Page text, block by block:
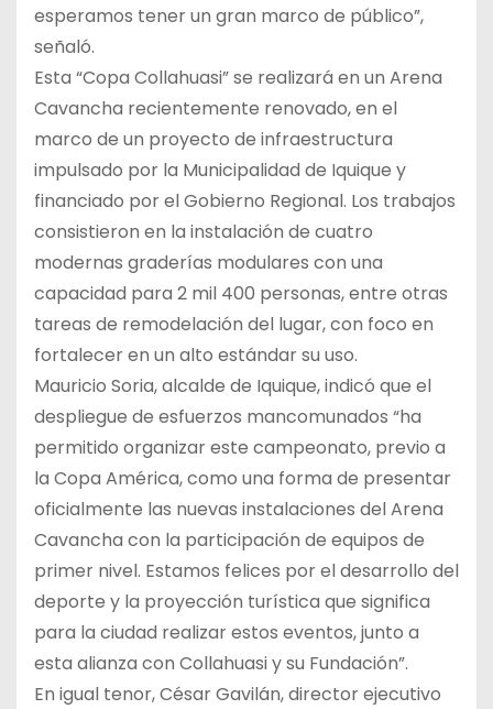
esperamos tener un gran marco de público”,
señaló.
Esta “Copa Collahuasi” se realizará en un Arena
Cavancha recientemente renovado, en el
marco de un proyecto de infraestructura
impulsado por la Municipalidad de Iquique y
financiado por el Gobierno Regional. Los trabajos
consistieron en la instalación de cuatro
modernas graderías modulares con una
capacidad para 2 mil 400 personas, entre otras
tareas de remodelación del lugar, con foco en
fortalecer en un alto estándar su uso.
Mauricio Soria, alcalde de Iquique, indicó que el
despliegue de esfuerzos mancomunados “ha
permitido organizar este campeonato, previo a
la Copa América, como una forma de presentar
oficialmente las nuevas instalaciones del Arena
Cavancha con la participación de equipos de
primer nivel. Estamos felices por el desarrollo del
deporte y la proyección turística que significa
para la ciudad realizar estos eventos, junto a
esta alianza con Collahuasi y su Fundación”.
En igual tenor, César Gavilán, director ejecutivo